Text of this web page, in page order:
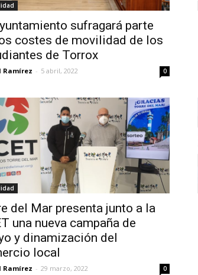
sufragará parte
costes de movilidad de los
de Torrox
Ramírez - 5 abril, 2022 0
del Mar presenta junto a la
una nueva campaña de
y dinamización del
local
Ramírez - 29 marzo, 2022 0